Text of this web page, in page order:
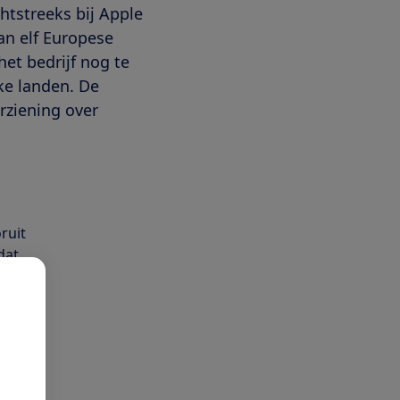
bij Apple
elf Europese
bedrijf nog te
landen. De
over
die